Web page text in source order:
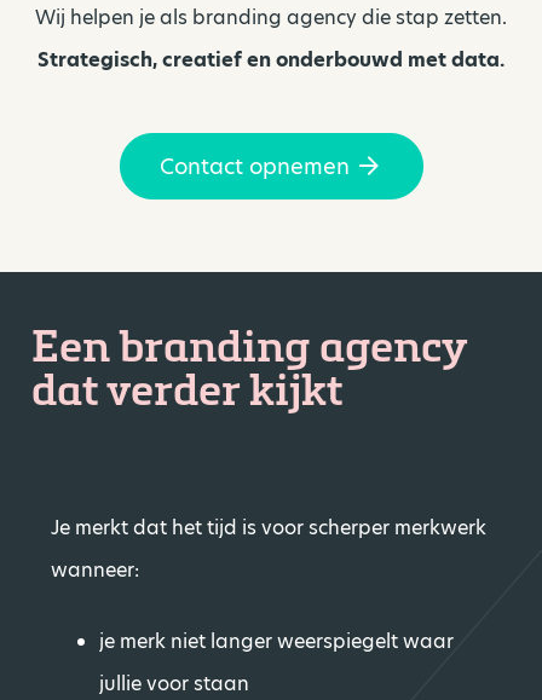
Wij helpen je als branding agency die stap zetten.
Strategisch, creatief en onderbouwd met data.
Contact opnemen
Een branding agency
dat verder kijkt
Je merkt dat het tijd is voor scherper merkwerk
wanneer:
je merk niet langer weerspiegelt waar
jullie voor staan